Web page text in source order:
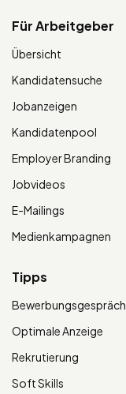
Für Arbeitgeber
Übersicht
Kandidatensuche
Jobanzeigen
Kandidatenpool
Employer Branding
Jobvideos
E-Mailings
Medienkampagnen
Tipps
Bewerbungsgespräch
Optimale Anzeige
Rekrutierung
Soft Skills